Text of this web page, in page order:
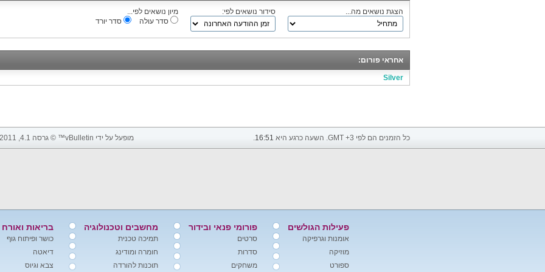
הצגת נושאים מה... סידור נושאים לפי:
מיון נושאים לפי...
סדר עולה
סדר יורד
אחראי פורום:
Silver
כל הזמנים הם לפי GMT +3. השעה כרגע היא 16:51
. מופעל על ידי vBulletin™ © גרסה 4.1, 2011 vBulletin Solutions, Inc. כל הזכויות שמורות.
פעילות הגולשים
אומנות וגרפיקה
מוזיקה
ספורט
פורומי פנאי ובידור
סרטים
סדרות
משחקים
מחשבים וטכנולוגיה
תמיכה טכנית
חומרה ומודינג
תוכנות להורדה
בריאות ואורח
כושר ופיתוח גוף
דיאטה
צבא וגיוס